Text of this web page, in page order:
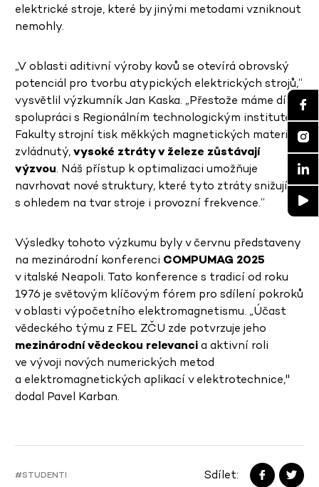
elektrické stroje, které by jinými metodami vzniknout
nemohly.
„V oblasti aditivní výroby kovů se otevírá obrovský
potenciál pro tvorbu atypických elektrických strojů,“
vysvětlil výzkumník Jan Kaska. „Přestože máme díky
spolupráci s Regionálním technologickým institutem
Fakulty strojní tisk měkkých magnetických materiálů
zvládnutý,vysoké ztráty v železe zůstávají
výzvou. Náš přístup k optimalizaci umožňuje
navrhovat nové struktury, které tyto ztráty snižují –
s ohledem na tvar stroje i provozní frekvence.“
Výsledky tohoto výzkumu byly v červnu představeny
na mezinárodní konferenci COMPUMAG 2025
v italské Neapoli. Tato konference s tradicí od roku
1976 je světovým klíčovým fórem pro sdílení pokroků
v oblasti výpočetního elektromagnetismu. „Účast
vědeckého týmu z FEL ZČU zde potvrzuje jeho
mezinárodní vědeckou relevancia aktivní roli
ve vývoji nových numerických metod
a elektromagnetických aplikací v elektrotechnice,"
dodal Pavel Karban.
#STUDENTI Sdílet: